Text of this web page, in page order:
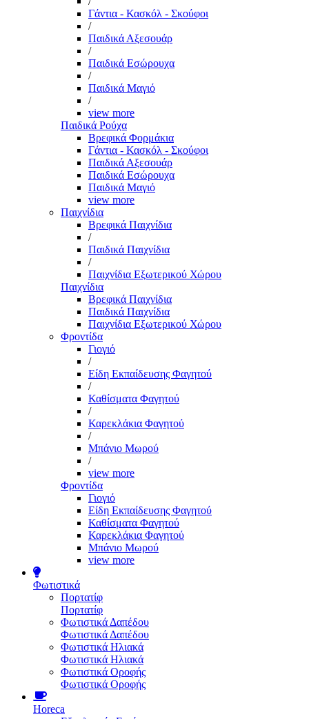
Γάντια - Κασκόλ - Σκούφοι
/
Παιδικά Αξεσουάρ
/
Παιδικά Εσώρουχα
/
Παιδικά Μαγιό
/
view more
Παιδικά Ρούχα
Βρεφικά Φορμάκια
Γάντια - Κασκόλ - Σκούφοι
Παιδικά Αξεσουάρ
Παιδικά Εσώρουχα
Παιδικά Μαγιό
view more
Παιχνίδια
Βρεφικά Παιχνίδια
/
Παιδικά Παιχνίδια
/
Παιχνίδια Εξωτερικού Χώρου
Παιχνίδια
Βρεφικά Παιχνίδια
Παιδικά Παιχνίδια
Παιχνίδια Εξωτερικού Χώρου
Φροντίδα
Γιογιό
/
Είδη Εκπαίδευσης Φαγητού
/
Καθίσματα Φαγητού
/
Καρεκλάκια Φαγητού
/
Μπάνιο Μωρού
/
view more
Φροντίδα
Γιογιό
Είδη Εκπαίδευσης Φαγητού
Καθίσματα Φαγητού
Καρεκλάκια Φαγητού
Μπάνιο Μωρού
view more
Φωτιστικά
Πορτατίφ
Πορτατίφ
Φωτιστικά Δαπέδου
Φωτιστικά Δαπέδου
Φωτιστικά Ηλιακά
Φωτιστικά Ηλιακά
Φωτιστικά Οροφής
Φωτιστικά Οροφής
Horeca